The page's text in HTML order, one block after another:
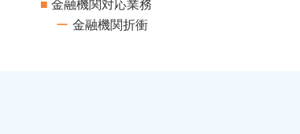
金融機関対応業務
金融機関折衝